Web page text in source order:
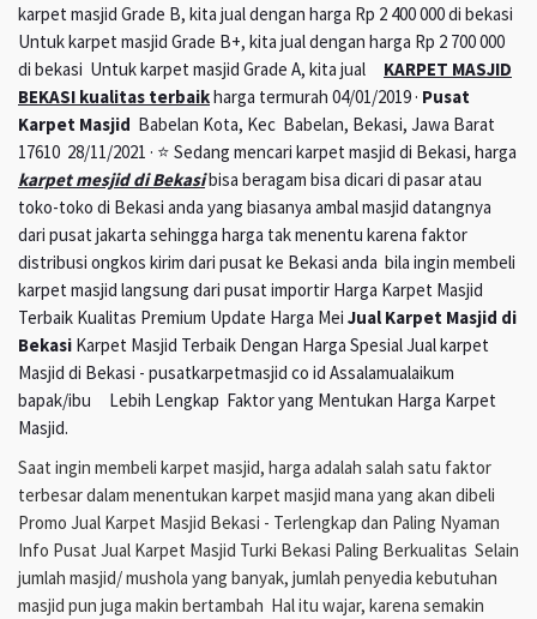
karpet masjid Grade B, kita jual dengan harga Rp 2 400 000 di bekasi
Untuk karpet masjid Grade B+, kita jual dengan harga Rp 2 700 000
di bekasi Untuk karpet masjid Grade A, kita jual KARPET MASJID
BEKASI kualitas terbaikharga termurah 04/01/2019 · Pusat
Karpet Masjid Babelan Kota, Kec Babelan, Bekasi, Jawa Barat
17610 28/11/2021 · ⭐ Sedang mencari karpet masjid di Bekasi, harga
karpet mesjid di Bekasibisa beragam bisa dicari di pasar atau
toko-toko di Bekasi anda yang biasanya ambal masjid datangnya
dari pusat jakarta sehingga harga tak menentu karena faktor
distribusi ongkos kirim dari pusat ke Bekasi anda bila ingin membeli
karpet masjid langsung dari pusat importir Harga Karpet Masjid
Terbaik Kualitas Premium Update Harga Mei Jual Karpet Masjid di
Bekasi Karpet Masjid Terbaik Dengan Harga Spesial Jual karpet
Masjid di Bekasi - pusatkarpetmasjid co id Assalamualaikum
bapak/ibu Lebih Lengkap Faktor yang Mentukan Harga Karpet
Masjid.
Saat ingin membeli karpet masjid, harga adalah salah satu faktor
terbesar dalam menentukan karpet masjid mana yang akan dibeli
Promo Jual Karpet Masjid Bekasi - Terlengkap dan Paling Nyaman
Info Pusat Jual Karpet Masjid Turki Bekasi Paling Berkualitas Selain
jumlah masjid/ mushola yang banyak, jumlah penyedia kebutuhan
masjid pun juga makin bertambah Hal itu wajar, karena semakin